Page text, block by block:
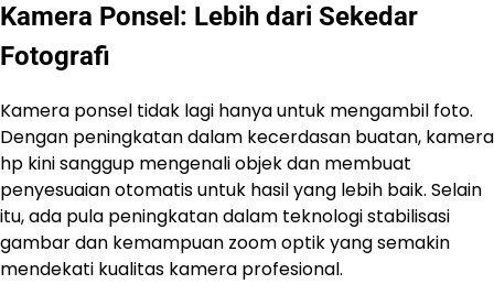
Kamera Ponsel: Lebih dari Sekedar
Fotografi
Kamera ponsel tidak lagi hanya untuk mengambil foto.
Dengan peningkatan dalam kecerdasan buatan, kamera
hp kini sanggup mengenali objek dan membuat
penyesuaian otomatis untuk hasil yang lebih baik. Selain
itu, ada pula peningkatan dalam teknologi stabilisasi
gambar dan kemampuan zoom optik yang semakin
mendekati kualitas kamera profesional.